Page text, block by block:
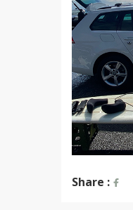
Share :